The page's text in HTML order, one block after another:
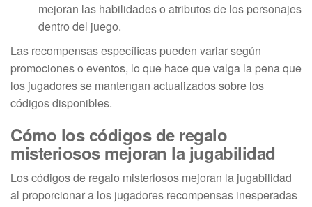
mejoran las habilidades o atributos de los personajes
dentro del juego.
Las recompensas específicas pueden variar según
promociones o eventos, lo que hace que valga la pena que
los jugadores se mantengan actualizados sobre los
códigos disponibles.
Cómo los códigos de regalo
misteriosos mejoran la jugabilidad
Los códigos de regalo misteriosos mejoran la jugabilidad
al proporcionar a los jugadores recompensas inesperadas